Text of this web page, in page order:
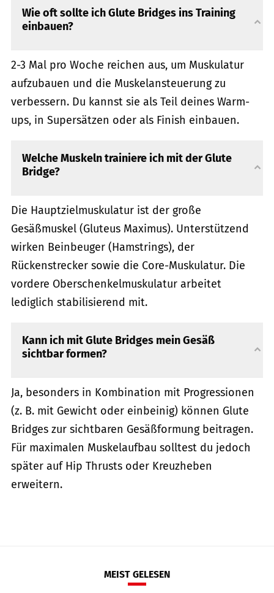
Wie oft sollte ich Glute Bridges ins Training
einbauen?
2-3 Mal pro Woche reichen aus, um Muskulatur
aufzubauen und die Muskelansteuerung zu
verbessern. Du kannst sie als Teil deines Warm-
ups, in Supersätzen oder als Finish einbauen.
Welche Muskeln trainiere ich mit der Glute
Bridge?
Die Hauptzielmuskulatur ist der große
Gesäßmuskel (Gluteus Maximus). Unterstützend
wirken Beinbeuger (Hamstrings), der
Rückenstrecker sowie die Core-Muskulatur. Die
vordere Oberschenkelmuskulatur arbeitet
lediglich stabilisierend mit.
Kann ich mit Glute Bridges mein Gesäß
sichtbar formen?
Ja, besonders in Kombination mit Progressionen
(z. B. mit Gewicht oder einbeinig) können Glute
Bridges zur sichtbaren Gesäßformung beitragen.
Für maximalen Muskelaufbau solltest du jedoch
später auf Hip Thrusts oder Kreuzheben
erweitern.
MEIST GELESEN